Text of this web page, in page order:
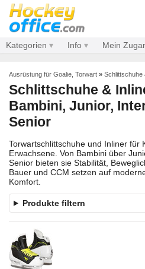
Kategorien Info Mein
Ausrüstung für Goalie, Torwart » Schlittschuhe
Schlittschuhe &
Bambini, Junior,
Senior
Torwartschlittschuhe und Inliner für
Erwachsene. Von Bambini über
Senior bieten sie Stabilität,
Bauer und CCM setzen auf
Komfort.
Produkte filtern